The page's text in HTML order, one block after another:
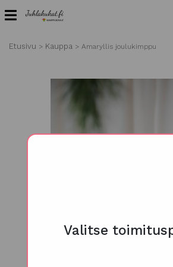
Valitse
Etusivu > Kauppa > Amaryllis joulukimppu